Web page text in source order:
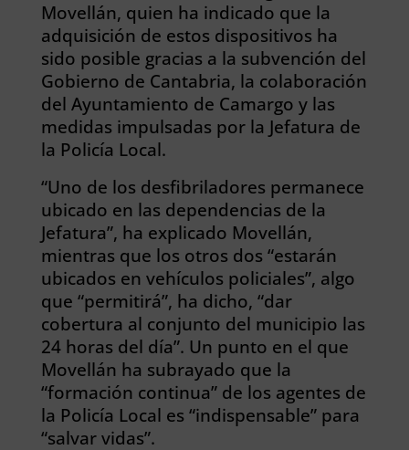
Movellán, quien ha indicado que la
adquisición de estos dispositivos ha
sido posible gracias a la subvención del
Gobierno de Cantabria, la colaboración
del Ayuntamiento de Camargo y las
medidas impulsadas por la Jefatura de
la Policía Local.
“Uno de los desfibriladores permanece
ubicado en las dependencias de la
Jefatura”, ha explicado Movellán,
mientras que los otros dos “estarán
ubicados en vehículos policiales”, algo
que “permitirá”, ha dicho, “dar
cobertura al conjunto del municipio las
24 horas del día”. Un punto en el que
Movellán ha subrayado que la
“formación continua” de los agentes de
la Policía Local es “indispensable” para
“salvar vidas”.